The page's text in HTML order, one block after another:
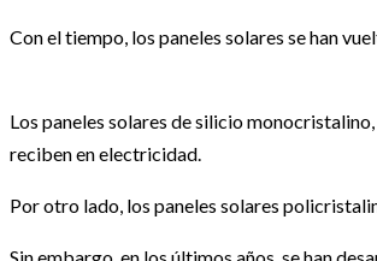
Con el tiempo, los paneles solares se han
Los paneles solares de silicio
reciben en electricidad.
Por otro lado, los paneles solares